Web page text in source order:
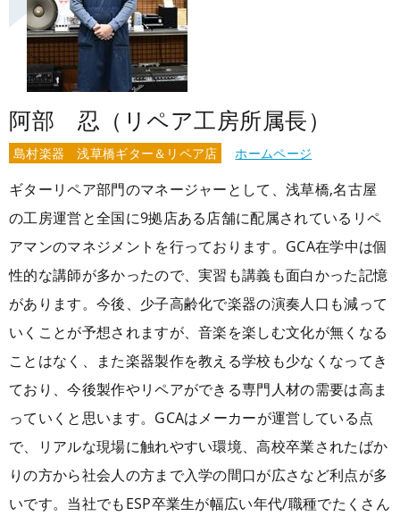
阿部 忍（リペア工房所属長）
島村楽器 浅草橋ギター＆リペア店 ホームページ
ギターリペア部門のマネージャーとして、浅草橋,名古屋
の工房運営と全国に9拠店ある店舗に配属されているリペ
アマンのマネジメントを行っております。GCA在学中は個
性的な講師が多かったので、実習も講義も面白かった記憶
があります。今後、少子高齢化で楽器の演奏人口も減って
いくことが予想されますが、音楽を楽しむ文化が無くなる
ことはなく、また楽器製作を教える学校も少なくなってき
ており、今後製作やリペアができる専門人材の需要は高ま
っていくと思います。GCAはメーカーが運営している点
で、リアルな現場に触れやすい環境、高校卒業されたばか
りの方から社会人の方まで入学の間口が広さなど利点が多
いです。当社でもESP卒業生が幅広い年代/職種でたくさん